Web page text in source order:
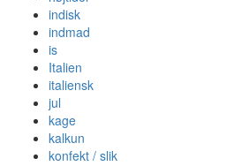
indisk
indmad
is
Italien
italiensk
jul
kage
kalkun
konfekt / slik